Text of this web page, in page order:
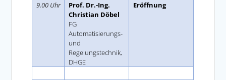
9.00 Uhr Prof. Dr.-Ing.
Christian Döbel
FG
Automatisierungs-
und
Regelungstechnik,
DHGE
Eröffnung